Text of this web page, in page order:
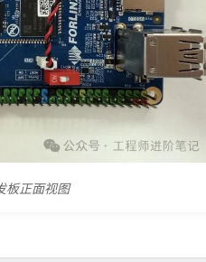
板正面视图